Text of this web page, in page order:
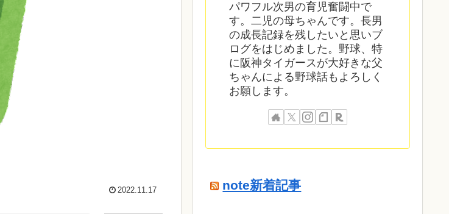
2022.11.17
パワフル次男の育児奮闘中で
す。二児の母ちゃんです。長男
の成長記録を残したいと思いブ
ログをはじめました。野球、特
に阪神タイガースが大好きな父
ちゃんによる野球話もよろしく
お願します。
note新着記事